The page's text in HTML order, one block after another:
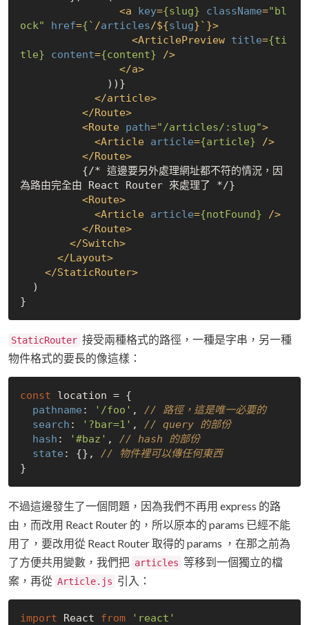
<a key={slug} className="bl
ock"
href={`/articles/${slug}`}>
<ArticlePreview title={ti
tle}
content={content} />
</a>
</article>
</Route>
<Route path="/articles/:slug">
<Article article={article} />
</Route>
為路由完全由 React Router 來處理了 */}
<Route>
<Article article={notFound} />
</Route>
</Switch>
</Layout>
</StaticRouter>
StaticRouter 接受兩種格式的路徑，一種是字串，另一種
物件格式的要長的像這樣：
const location = {
pathname : '/foo' , // 路徑，這是唯一必要的
search : '?bar=1' , // query 的部份
hash : '#baz' , // hash 的部份
state : {}, // 物件裡可以傳任何東西
不過這邊發生了一個問題，因為我們不再用 express 的路
由，而改用 React Router 的，所以原本的 params 已經不能
用了，要改用從 React Router 取得的 params ，在那之前為
了方便共用變數，我們把 articles 等移到一個獨立的檔
案，再從 Article.js 引入：
import React from
'react'